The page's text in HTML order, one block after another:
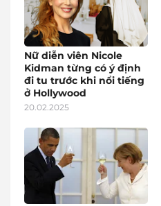
Nữ diễn viên Nicole
Kidman từng có ý định
đi tu trước khi nổi tiếng
ở Hollywood
20.02.2025